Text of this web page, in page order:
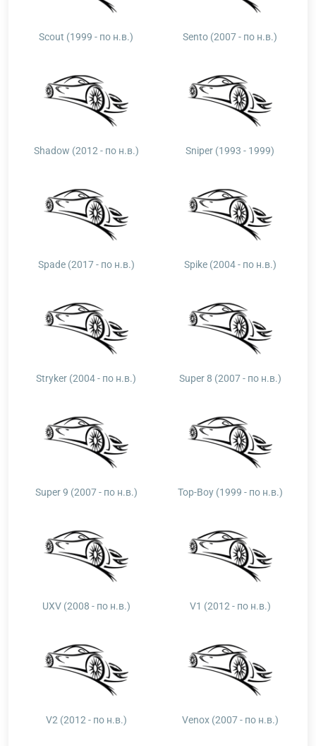
Scout (1999 - по н.в.) Sento (2007 - по н.в.)
Shadow (2012 - по н.в.) Sniper (1993 - 1999)
Spade (2017 - по н.в.) Spike (2004 - по н.в.)
Stryker (2004 - по н.в.) Super 8 (2007 - по н.в.)
Super 9 (2007 - по н.в.) Top-Boy (1999 - по н.в.)
UXV (2008 - по н.в.) V1 (2012 - по н.в.)
V2 (2012 - по н.в.) Venox (2007 - по н.в.)